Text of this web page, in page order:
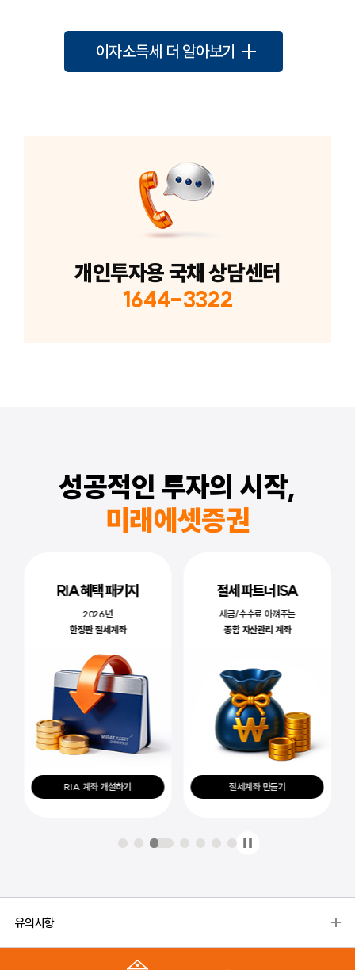
*종합소득에 합산
*만기 보유 시
이자소득세 더 알아보기
개인투자용 국채 상담센터
1644-3322
성공적인 투자의 시작,
미래에셋증권
RIA 혜택 패키지
2026년
한정판 절세계좌
RIA 계좌 개설하기
절세 파트너 ISA
세금/수수료 아껴주는
종합 자산관리 계좌
절세계좌 만들기
유의사항